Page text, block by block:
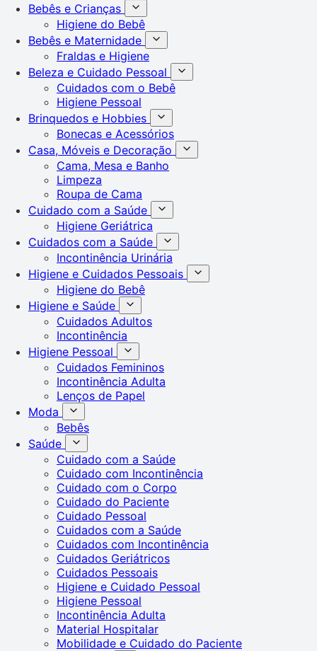
Bebês e Crianças
Higiene do Bebê
Bebês e Maternidade
Fraldas e Higiene
Beleza e Cuidado Pessoal
Cuidados com o Bebê
Higiene Pessoal
Brinquedos e Hobbies
Bonecas e Acessórios
Casa, Móveis e Decoração
Cama, Mesa e Banho
Limpeza
Roupa de Cama
Cuidado com a Saúde
Higiene Geriátrica
Cuidados com a Saúde
Incontinência Urinária
Higiene e Cuidados Pessoais
Higiene do Bebê
Higiene e Saúde
Cuidados Adultos
Incontinência
Higiene Pessoal
Cuidados Femininos
Incontinência Adulta
Lenços de Papel
Moda
Bebês
Saúde
Cuidado com a Saúde
Cuidado com Incontinência
Cuidado com o Corpo
Cuidado do Paciente
Cuidado Pessoal
Cuidados com a Saúde
Cuidados com Incontinência
Cuidados Geriátricos
Cuidados Pessoais
Higiene e Cuidado Pessoal
Higiene Pessoal
Incontinência Adulta
Material Hospitalar
Mobilidade e Cuidado do Paciente